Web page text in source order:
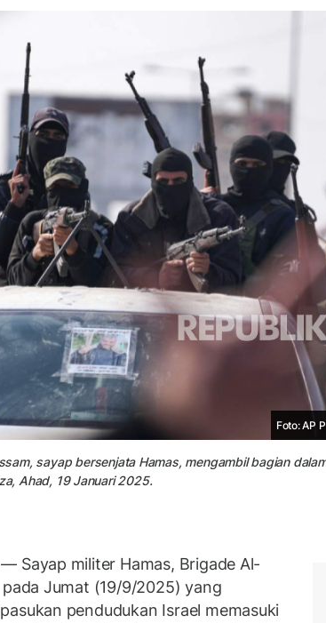
Foto: AP
sayap bersenjata Hamas, mengambil bagian
Ahad, 19 Januari 2025.
— Sayap militer Hamas, Brigade Al-
Jumat (19/9/2025) yang
pendudukan Israel memasuki